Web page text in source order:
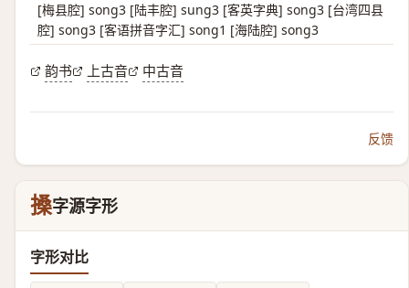
[梅县腔] song3 [陆丰腔] sung3 [客英字典] song3 [台湾四县
腔] song3 [客语拼音字汇] song1 [海陆腔] song3
韵书 上古音 中古音
反馈
搡字源字形
字形对比